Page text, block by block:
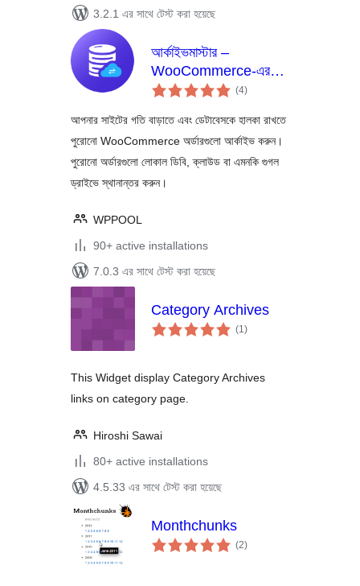
3.2.1 এর সাথে টেস্ট করা হয়েছে
আর্কাইভমাস্টার –
WooCommerce-এর
জন্য পুরোনো অর্ডারগুলো
এক্সপোর্ট করুন
(4total
ratings
)
আপনার সাইটের গতি বাড়াতে এবং ডেটাবেসকে হালকা রাখতে
পুরোনো WooCommerce অর্ডারগুলো আর্কাইভ করুন।
পুরোনো অর্ডারগুলো লোকাল ডিবি, ক্লাউড বা এমনকি গুগল
ড্রাইভে স্থানান্তর করুন।
WPPOOL
90+ active installations
7.0.3 এর সাথে টেস্ট করা হয়েছে
Category Archives
(1total
ratings
)
This Widget display Category Archives
links on category page.
Hiroshi Sawai
80+ active installations
4.5.33 এর সাথে টেস্ট করা হয়েছে
Monthchunks
(2total
ratings
)